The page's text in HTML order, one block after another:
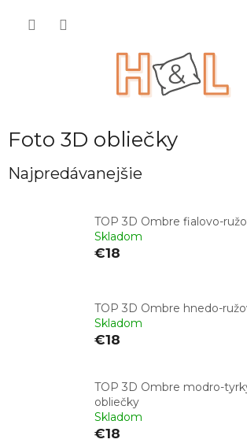
Foto 3D obliečky
Najpredávanejšie
TOP 3D Ombre fialovo-
Skladom
€18
TOP 3D Ombre hnedo-
Skladom
€18
TOP 3D Ombre modro-
obliečky
Skladom
€18